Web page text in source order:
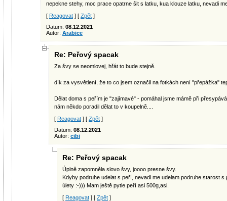
nepekne stehy, moc prace opatrne šit s latku, kua klouze latku, nevadi
[ Reagovat ] [ Zpět ]
Datum: 08.12.2021
Autor: Arabice
Re: Peřový spacak
Za švy se neomlovej, hřát to bude stejně.
dík za vysvětlení, že to co jsem označil na fotkách není "přepážka"
Dělat doma s peřím je "zajímavé" - pomáhal jsme mámě při
nám někdo poradil dělat to v koupelně....
[ Reagovat ] [ Zpět ]
Datum: 08.12.2021
Autor: cibi
Re: Peřový spacak
Úplně zapomněla slovo švy, joooo presne švy.
Kdyby podruhe udelat s peří, nevadi me udelam podruhe starost
úlety :-))) Mam ještě pytle peří asi 500g,asi.
[ Reagovat ] [ Zpět ]